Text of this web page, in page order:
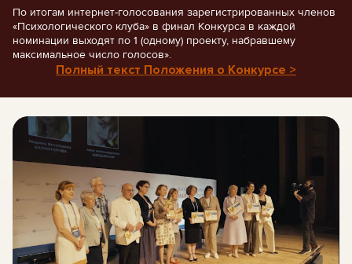
По итогам интернет-голосования зарегистрированных членов
«Психологического клуба» в финал Конкурса в каждой
номинации выходят по 1 (одному) проекту, набравшему
максимальное число голосов».
Полный текст Положения о Конкурсе >